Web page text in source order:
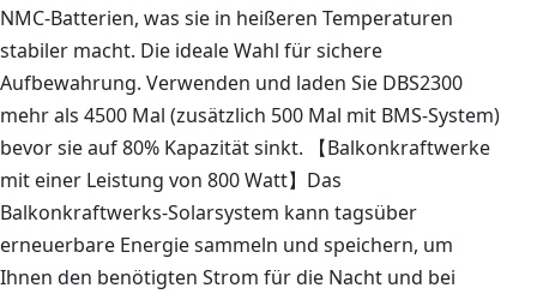
NMC-Batterien, was sie in heißeren Temperaturen
stabiler macht. Die ideale Wahl für sichere
Aufbewahrung. Verwenden und laden Sie DBS2300
mehr als 4500 Mal (zusätzlich 500 Mal mit BMS-System)
bevor sie auf 80% Kapazität sinkt. 【Balkonkraftwerke
mit einer Leistung von 800 Watt】Das
Balkonkraftwerks-Solarsystem kann tagsüber
erneuerbare Energie sammeln und speichern, um
Ihnen den benötigten Strom für die Nacht und bei